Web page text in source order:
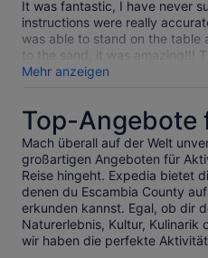
It was fantastic, I have never
instructions were really
was able to stand on the table
to the sand, it was amazing!!!
experience!
Mehr anzeigen
Top-Angebote
Mach überall auf der Welt
großartigen Angeboten für
Reise hingeht. Expedia bietet
denen du Escambia County
erkunden kannst. Egal, ob dir
Naturerlebnis, Kultur, Kulinarik
wir haben die perfekte